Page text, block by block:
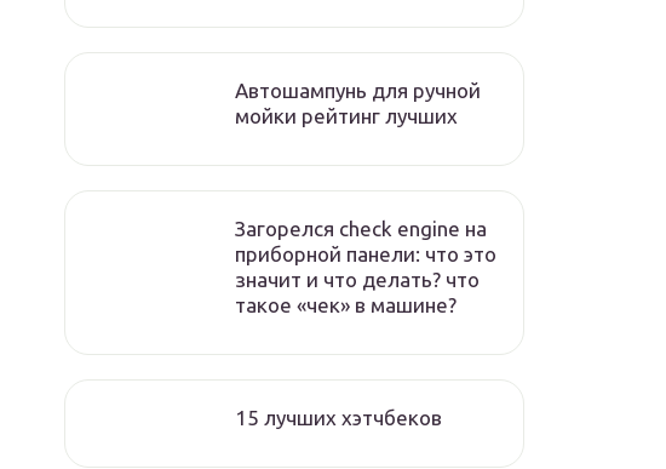
Автошампунь для ручной
мойки рейтинг лучших
Загорелся check engine на
приборной панели: что это
значит и что делать? что
такое «чек» в машине?
15 лучших хэтчбеков